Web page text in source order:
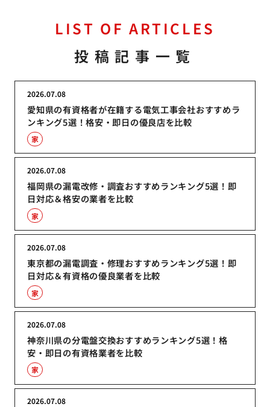
LIST OF ARTICLES
投稿記事一覧
愛知県の有資格者が在籍する電気工事会社おすすめラ
ンキング5選！格安・即日の優良店を比較
2026.07.08
家
福岡県の漏電改修・調査おすすめランキング5選！即
日対応＆格安の業者を比較
2026.07.08
家
東京都の漏電調査・修理おすすめランキング5選！即
日対応＆有資格の優良業者を比較
2026.07.08
家
神奈川県の分電盤交換おすすめランキング5選！格
安・即日の有資格業者を比較
2026.07.08
家
2026.07.08